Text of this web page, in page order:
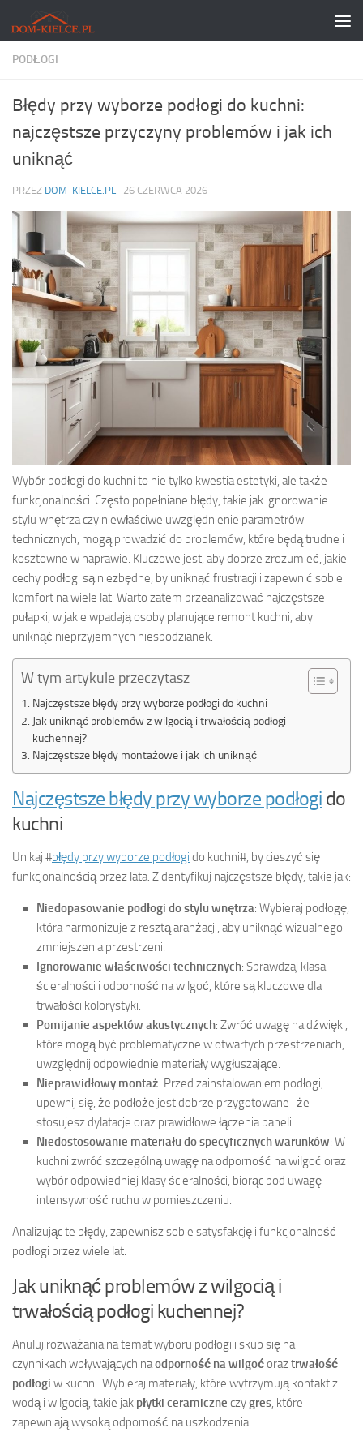
Skip to content
PODŁOGI
Błędy przy wyborze podłogi do kuchni:
najczęstsze przyczyny problemów i jak ich
uniknąć
PRZEZ DOM-KIELCE.PL · 26 CZERWCA 2026
Wybór podłogi do kuchni to nie tylko kwestia estetyki, ale także
funkcjonalności. Często popełniane błędy, takie jak ignorowanie
stylu wnętrza czy niewłaściwe uwzględnienie parametrów
technicznych, mogą prowadzić do problemów, które będą trudne i
kosztowne w naprawie. Kluczowe jest, aby dobrze zrozumieć, jakie
cechy podłogi są niezbędne, by uniknąć frustracji i zapewnić sobie
komfort na wiele lat. Warto zatem przeanalizować najczęstsze
pułapki, w jakie wpadają osoby planujące remont kuchni, aby
uniknąć nieprzyjemnych niespodzianek.
W tym artykule przeczytasz
Najczęstsze błędy przy wyborze podłogi do kuchni
Jak uniknąć problemów z wilgocią i trwałością podłogi
kuchennej?
Najczęstsze błędy montażowe i jak ich uniknąć
Najczęstsze błędy przy wyborze podłogi do
kuchni
Unikaj #błędy przy wyborze podłogi do kuchni#, by cieszyć się
funkcjonalnością przez lata. Zidentyfikuj najczęstsze błędy, takie jak:
Niedopasowanie podłogi do stylu wnętrza: Wybieraj podłogę,
która harmonizuje z resztą aranżacji, aby uniknąć wizualnego
zmniejszenia przestrzeni.
Ignorowanie właściwości technicznych: Sprawdzaj klasa
ścieralności i odporność na wilgoć, które są kluczowe dla
trwałości kolorystyki.
Pomijanie aspektów akustycznych: Zwróć uwagę na dźwięki,
które mogą być problematyczne w otwartych przestrzeniach, i
uwzględnij odpowiednie materiały wygłuszające.
Nieprawidłowy montaż: Przed zainstalowaniem podłogi,
upewnij się, że podłoże jest dobrze przygotowane i że
stosujesz dylatacje oraz prawidłowe łączenia paneli.
Niedostosowanie materiału do specyficznych warunków: W
kuchni zwróć szczególną uwagę na odporność na wilgoć oraz
wybór odpowiedniej klasy ścieralności, biorąc pod uwagę
intensywność ruchu w pomieszczeniu.
Analizując te błędy, zapewnisz sobie satysfakcję i funkcjonalność
podłogi przez wiele lat.
Jak uniknąć problemów z wilgocią i
trwałością podłogi kuchennej?
Anuluj rozważania na temat wyboru podłogi i skup się na
czynnikach wpływających naodporność na wilgoćoraztrwałość
podłogi w kuchni. Wybieraj materiały, które wytrzymują kontakt z
wodą i wilgocią, takie jak płytki ceramiczne czygres , które
zapewniają wysoką odporność na uszkodzenia.